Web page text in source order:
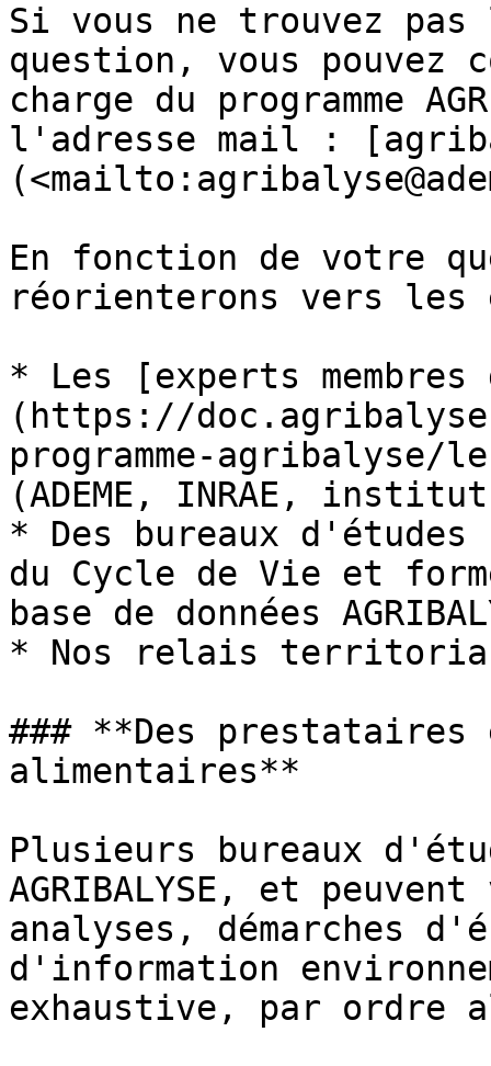
Si vous ne trouvez
question, vous pouvez
charge du programme
l'adresse mail :
En fonction de votre
réorienterons vers les
* Les [experts membres
(https://
programme-agribalyse/
(ADEME, INRAE,
* Des bureaux
du Cycle de Vie et
base de données
* Nos relais
### **Des prestataires
alimentaires**
Plusieurs bureaux
AGRIBALYSE, et
analyses, démarches
d'information
exhaustive, par ordre